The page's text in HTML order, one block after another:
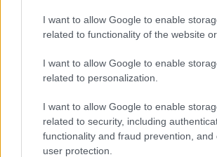
I want to allow Google to enable
related to functionality of the website or
I want to allow Google to enable
related to personalization.
I want to allow Google to enable
related to security, including
functionality and fraud prevention, and
user protection.